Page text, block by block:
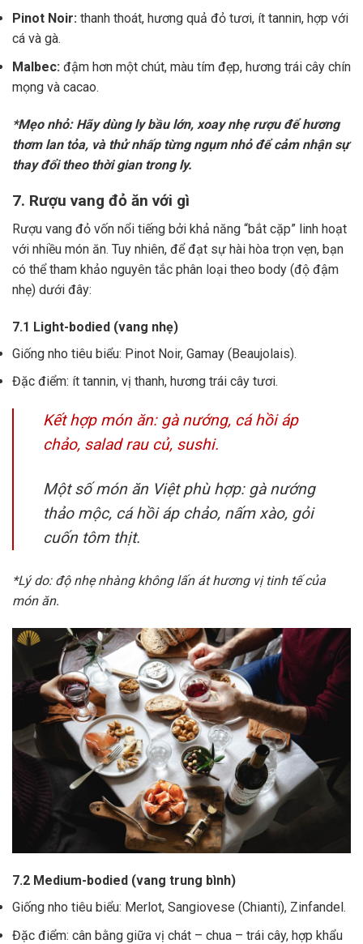
Pinot Noir: thanh thoát, hương quả đỏ tươi, ít tannin, hợp với
cá và gà.
Malbec: đậm hơn một chút, màu tím đẹp, hương trái cây chín
mọng và cacao.
*Mẹo nhỏ: Hãy dùng ly bầu lớn, xoay nhẹ rượu để hương
thơm lan tỏa, và thử nhấp từng ngụm nhỏ để cảm nhận sự
thay đổi theo thời gian trong ly.
7. Rượu vang đỏ ăn với gì
Rượu vang đỏ vốn nổi tiếng bởi khả năng “bắt cặp” linh hoạt
với nhiều món ăn. Tuy nhiên, để đạt sự hài hòa trọn vẹn, bạn
có thể tham khảo nguyên tắc phân loại theo body (độ đậm
nhẹ) dưới đây:
7.1 Light-bodied (vang nhẹ)
Giống nho tiêu biểu: Pinot Noir, Gamay (Beaujolais).
Đặc điểm: ít tannin, vị thanh, hương trái cây tươi.
Kết hợp món ăn: gà nướng, cá hồi áp
chảo, salad rau củ, sushi.
Một số món ăn Việt phù hợp: gà nướng
thảo mộc, cá hồi áp chảo, nấm xào, gỏi
cuốn tôm thịt.
*Lý do: độ nhẹ nhàng không lấn át hương vị tinh tế của
món ăn.
7.2 Medium-bodied (vang trung bình)
Giống nho tiêu biểu: Merlot, Sangiovese (Chianti), Zinfandel.
Đặc điểm: cân bằng giữa vị chát – chua – trái cây, hợp khẩu